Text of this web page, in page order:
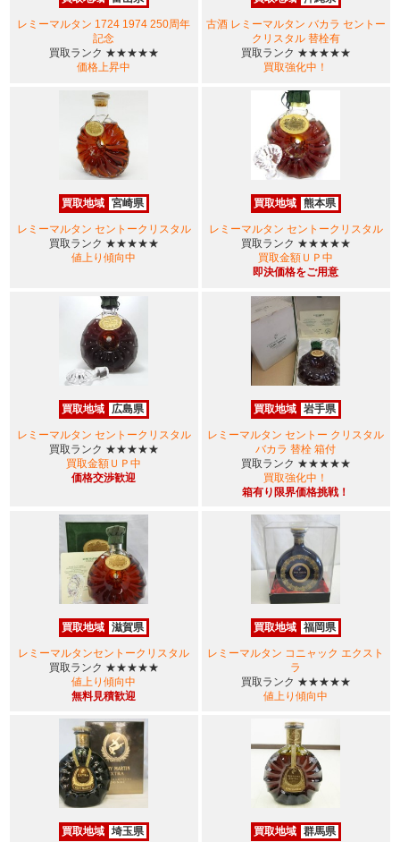
レミーマルタン 1724 1974 250周年
記念
買取ランク ★★★★★
価格上昇中
古酒 レミーマルタン バカラ セントー
クリスタル 替栓有
買取ランク ★★★★★
買取強化中！
買取地域 宮崎県
レミーマルタン セントークリスタル
買取ランク ★★★★★
値上り傾向中
買取地域 熊本県
レミーマルタン セントークリスタル
買取ランク ★★★★★
買取金額ＵＰ中
即決価格をご用意
買取地域 広島県
レミーマルタン セントークリスタル
買取ランク ★★★★★
買取金額ＵＰ中
価格交渉歓迎
買取地域 岩手県
レミーマルタン セントー クリスタル
バカラ 替栓 箱付
買取ランク ★★★★★
買取強化中！
箱有り限界価格挑戦！
買取地域 滋賀県
レミーマルタンセントークリスタル
買取ランク ★★★★★
値上り傾向中
無料見積歓迎
買取地域 福岡県
レミーマルタン コニャック エクスト
ラ
買取ランク ★★★★★
値上り傾向中
買取地域 埼玉県 買取地域 群馬県